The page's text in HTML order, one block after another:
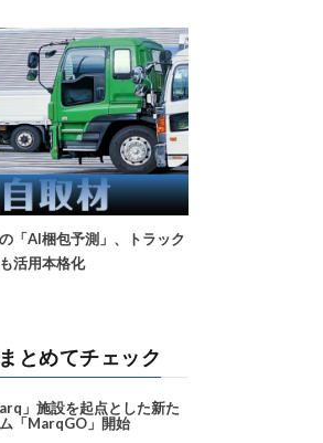
「AI梱包予測」、トラック
活用本格化
まとめてチェック
」施設を起点とした新た
「MarqGO」開始